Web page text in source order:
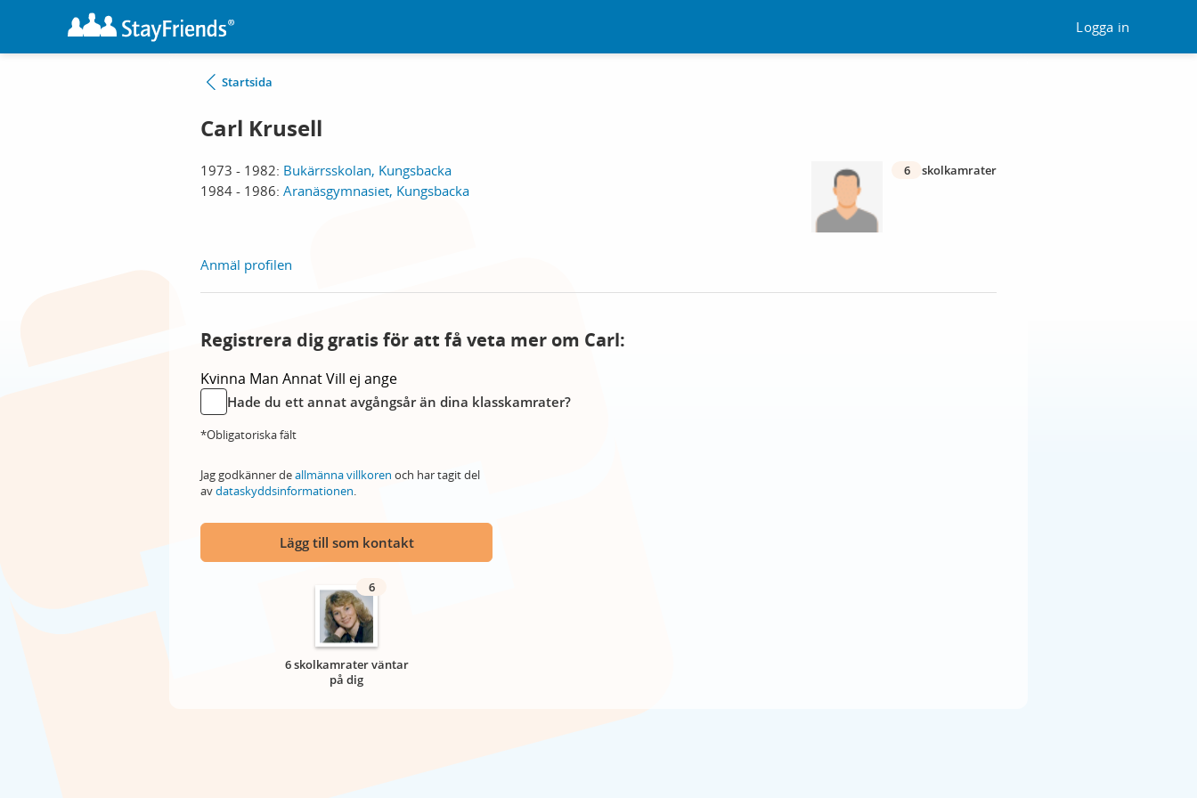
Logga in
Startsida
Carl Krusell
1973 - 1982: Bukärrsskolan, Kungsbacka
1984 - 1986: Aranäsgymnasiet, Kungsbacka
6 skolkamrater
Anmäl profilen
Registrera dig gratis för att få veta mer om Carl:
Kvinna Man AnnatVill ej ange
Hade du ett annat avgångsår än dina klasskamrater?
*Obligatoriska fält
Jag godkänner deallmänna villkoren och har tagit del
avdataskyddsinformationen.
Lägg till som kontakt
6
6 skolkamrater väntar
på dig